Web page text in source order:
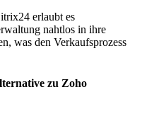
erlaubt es
nahtlos in ihre
was den Verkaufsprozess
zu Zoho